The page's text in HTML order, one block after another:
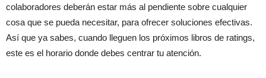
colaboradores deberán estar más al pendiente sobre cualquier
cosa que se pueda necesitar, para ofrecer soluciones efectivas.
Así que ya sabes, cuando lleguen los próximos libros de ratings,
este es el horario donde debes centrar tu atención.